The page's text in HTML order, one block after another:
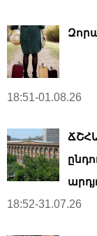
18:51-01.08.26
18:52-31.07.26